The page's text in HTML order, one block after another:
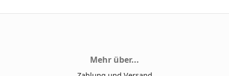
Mehr über...